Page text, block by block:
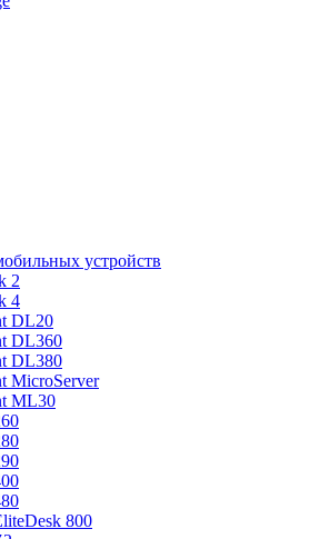
устройств
2
4
DL20
DL360
DL380
MicroServer
ML30
800